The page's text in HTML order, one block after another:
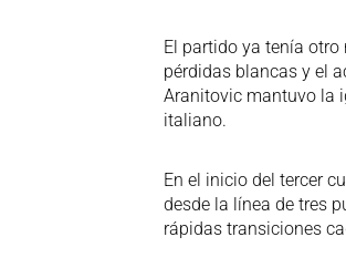
El partido ya tenía otro
pérdidas blancas y el
Aranitovic mantuvo la
italiano.
En el inicio del tercer
desde la línea de tres
rápidas transiciones